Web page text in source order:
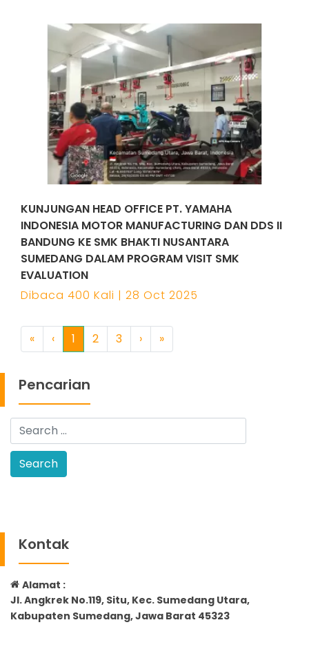
KUNJUNGAN HEAD OFFICE PT. YAMAHA
INDONESIA MOTOR MANUFACTURING DAN DDS II
BANDUNG KE SMK BHAKTI NUSANTARA
SUMEDANG DALAM PROGRAM VISIT SMK
EVALUATION
Dibaca 400 Kali | 28 Oct 2025
« ‹ 1 2 3 › »
Pencarian
Kontak
Alamat :
Jl. Angkrek No.119, Situ, Kec. Sumedang Utara,
Kabupaten Sumedang, Jawa Barat 45323